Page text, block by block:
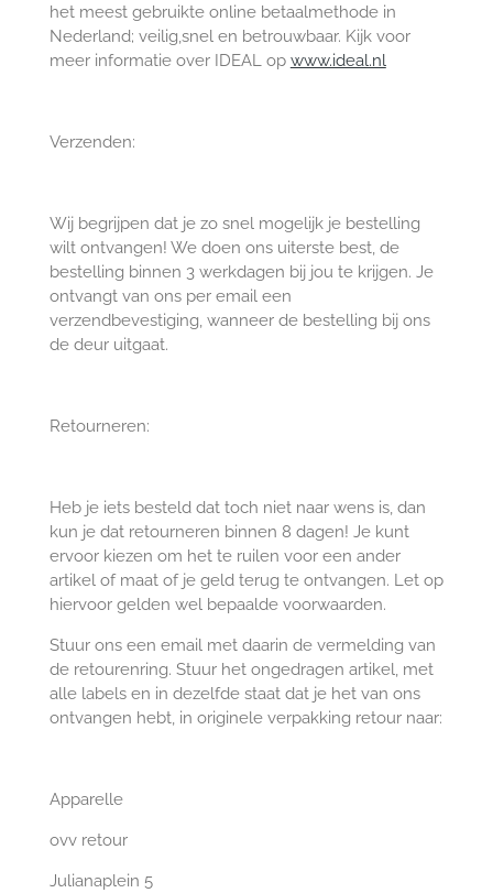
het meest gebruikte online betaalmethode in
Nederland; veilig,snel en betrouwbaar. Kijk voor
meer informatie over IDEAL op www.ideal.nl
Verzenden:
Wij begrijpen dat je zo snel mogelijk je bestelling
wilt ontvangen! We doen ons uiterste best, de
bestelling binnen 3 werkdagen bij jou te krijgen. Je
ontvangt van ons per email een
verzendbevestiging, wanneer de bestelling bij ons
de deur uitgaat.
Retourneren:
Heb je iets besteld dat toch niet naar wens is, dan
kun je dat retourneren binnen 8 dagen! Je kunt
ervoor kiezen om het te ruilen voor een ander
artikel of maat of je geld terug te ontvangen. Let op
hiervoor gelden wel bepaalde voorwaarden.
Stuur ons een email met daarin de vermelding van
de retourenring. Stuur het ongedragen artikel, met
alle labels en in dezelfde staat dat je het van ons
ontvangen hebt, in originele verpakking retour naar:
Apparelle
ovv retour
Julianaplein 5